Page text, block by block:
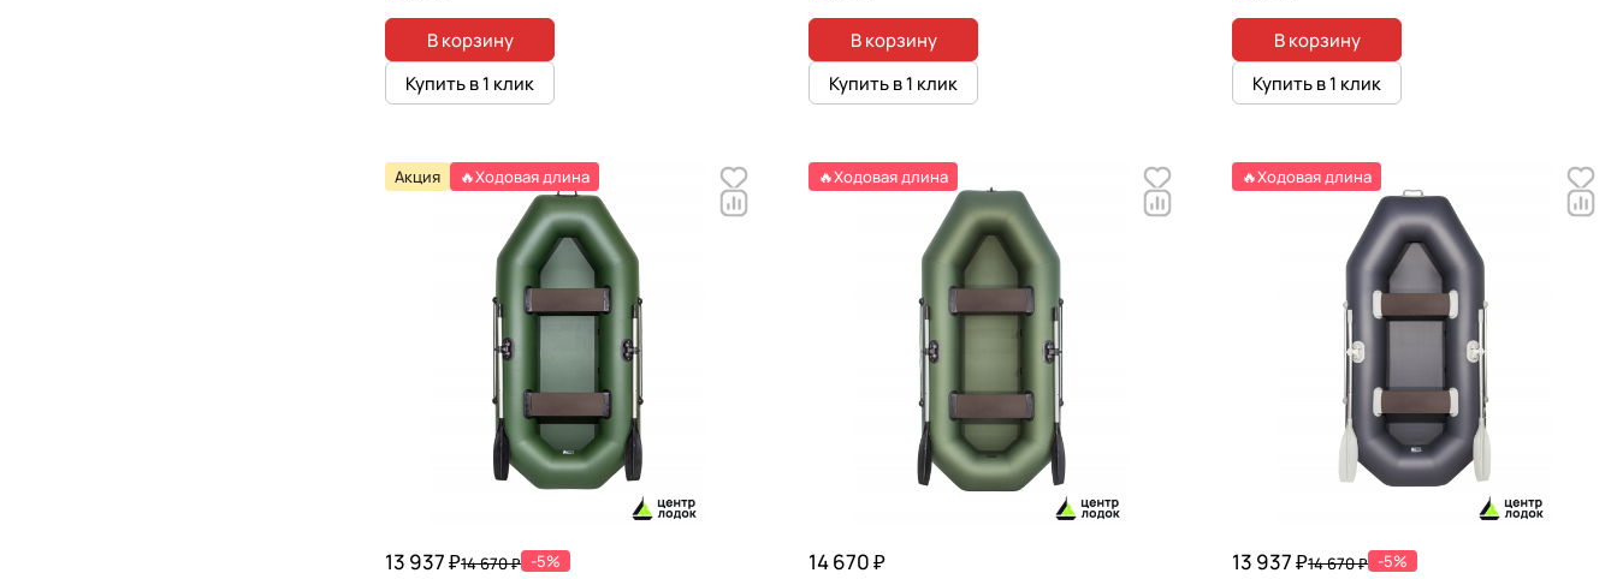
В корзину
Купить в 1 клик
В корзину
Купить в 1 клик
В корзину
Купить в 1 клик
Акция 🔥Ходовая длина
13 937 ₽14 670 ₽ -5%
🔥Ходовая длина
14 670 ₽
🔥Ходовая длина
13 937 ₽14 670 ₽ -5%